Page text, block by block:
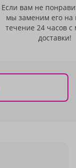
Если вам не
мы заменим его на
течение 24 часов с
доставки!